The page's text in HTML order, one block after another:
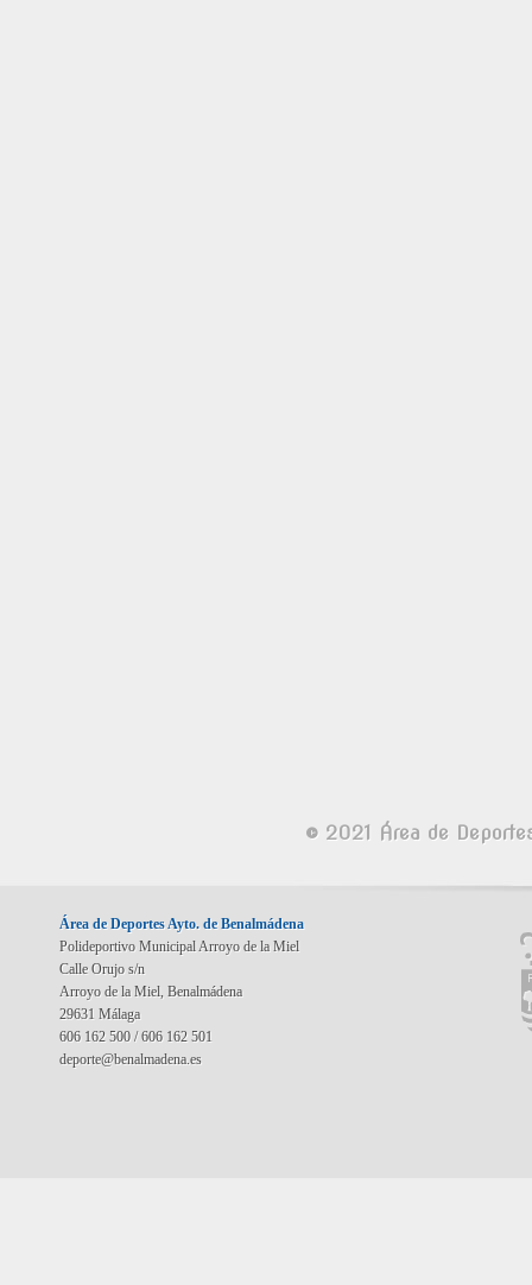
© 2021 Área de
Área de Deportes Ayto. de Benalmádena
Polideportivo Municipal Arroyo de la Miel
Calle Orujo s/n
Arroyo de la Miel, Benalmádena
29631 Málaga
606 162 500 / 606 162 501
deporte@benalmadena.es